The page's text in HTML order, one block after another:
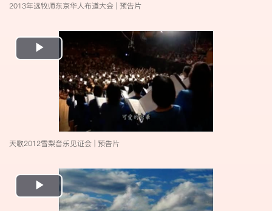
2013年远牧师东京华人布道大会 | 预告片
Play
Video
天歌2012雪梨音乐见证会 | 预告片
Play
Video